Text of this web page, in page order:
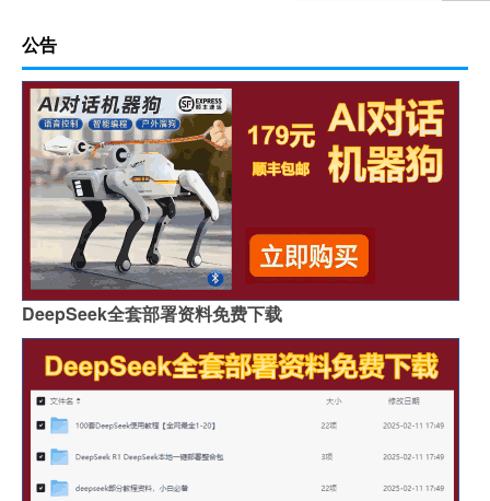
公告
DeepSeek全套部署资料免费下载